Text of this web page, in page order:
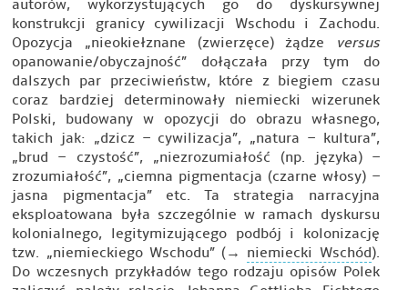
autorów, wykorzystujących go do dyskursywnej
konstrukcji granicy cywilizacji Wschodu i Zachodu.
Opozycja „nieokiełznane (zwierzęce) żądze
versus
opanowanie/obyczajność” dołączała przy tym do
dalszych par przeciwieństw, które z biegiem czasu
coraz bardziej determinowały niemiecki wizerunek
Polski, budowany w opozycji do obrazu własnego,
takich jak: „dzicz – cywilizacja”, „natura – kultura”,
„brud – czystość”, „niezrozumiałość (np. języka) –
zrozumiałość”, „ciemna pigmentacja (czarne włosy) –
jasna pigmentacja” etc. Ta strategia narracyjna
eksploatowana była szczególnie w ramach dyskursu
kolonialnego, legitymizującego podbój i kolonizację
tzw. „niemieckiego Wschodu” (→ niemiecki Wschód).
Do wczesnych przykładów tego rodzaju opisów Polek